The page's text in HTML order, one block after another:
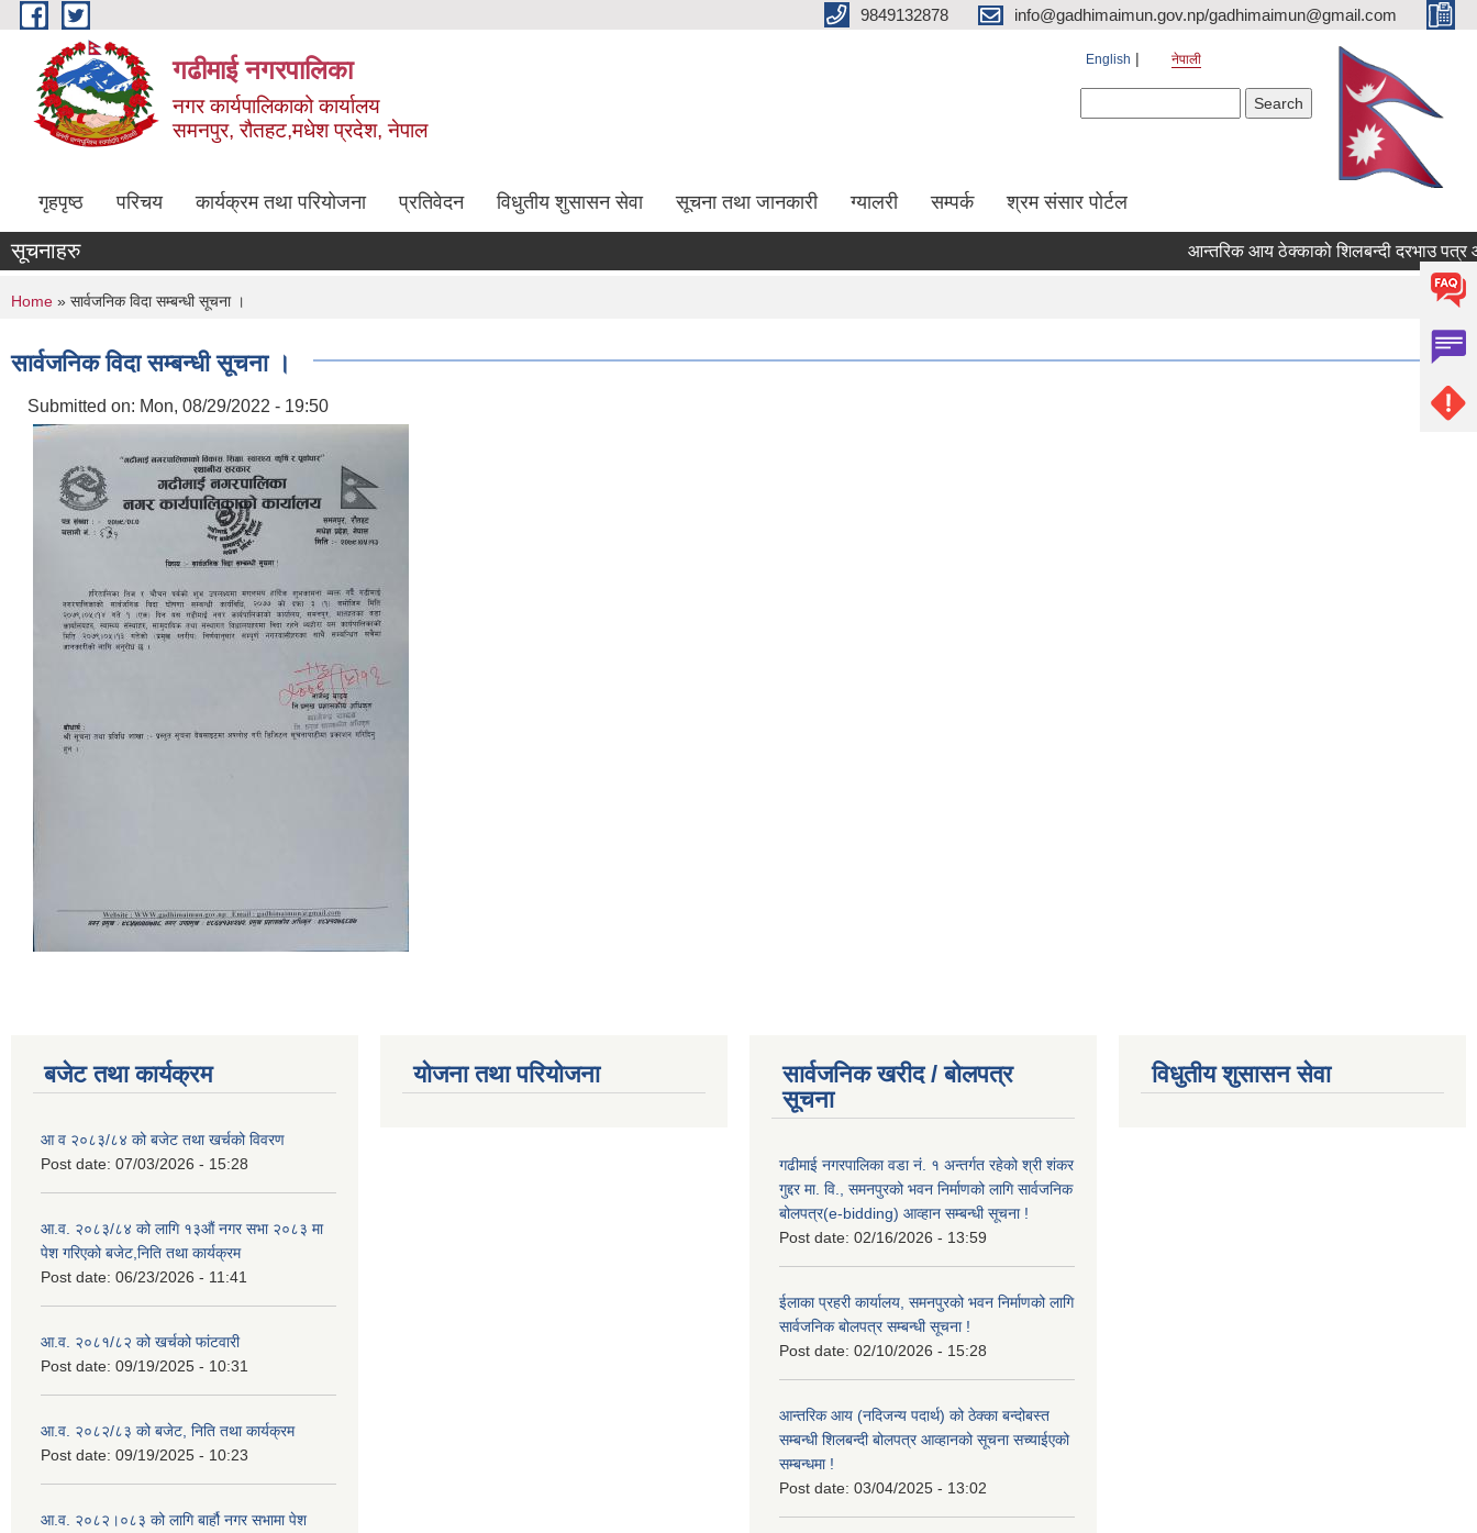
Skip to main content 9849132878 info@gadhimaimun.gov.np/gadhimaimun@gmail.com
गढीमाई नगरपालिका
नगर कार्यपालिकाको कार्यालय
समनपुर, रौतहट,मधेश प्रदेश, नेपाल
English नेपाली
गृहपृष्ठ परिचय कार्यक्रम तथा परियोजना प्रतिवेदन विधुतीय शुसासन सेवा सूचना तथा जानकारी ग्यालरी सम्पर्क श्रम संसार पोर्टल
सूचनाहरु आन्तरिक आय ठेक्काको शिलबन्दी दरभाउ पत्र
You are here
Home » सार्वजनिक विदा सम्बन्धी सूचना ।
सार्वजनिक विदा सम्बन्धी सूचना ।
Submitted on: Mon, 08/29/2022 - 19:50
बजेट तथा कार्यक्रम
आ व २०८३/८४ को बजेट तथा खर्चको विवरण
Post date: 07/03/2026 - 15:28
आ.व. २०८३/८४ को लागि १३औं नगर सभा २०८३ मा
पेश गरिएको बजेट,निति तथा कार्यक्रम
Post date: 06/23/2026 - 11:41
आ.व. २०८१/८२ को खर्चको फांटवारी
Post date: 09/19/2025 - 10:31
आ.व. २०८२/८३ को बजेट, निति तथा कार्यक्रम
Post date: 09/19/2025 - 10:23
आ.व. २०८२।०८३ को लागि बार्हौ नगर सभामा पेश
योजना तथा परियोजना
सार्वजनिक खरीद / बोलपत्र
सूचना
गढीमाई नगरपालिका वडा नं. १ अन्तर्गत रहेको श्री शंकर
गुद्दर मा. वि., समनपुरको भवन निर्माणको लागि सार्वजनिक
बोलपत्र(e-bidding) आव्हान सम्बन्धी सूचना !
Post date: 02/16/2026 - 13:59
ईलाका प्रहरी कार्यालय, समनपुरको भवन निर्माणको लागि
सार्वजनिक बोलपत्र सम्बन्धी सूचना !
Post date: 02/10/2026 - 15:28
आन्तरिक आय (नदिजन्य पदार्थ) को ठेक्का बन्दोबस्त
सम्बन्धी शिलबन्दी बोलपत्र आव्हानको सूचना सच्याईएको
सम्बन्धमा !
Post date: 03/04/2025 - 13:02
विधुतीय शुसासन सेवा